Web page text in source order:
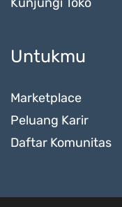
Kunjungi Toko
Untukmu
Marketplace
Peluang Karir
Daftar Komunitas